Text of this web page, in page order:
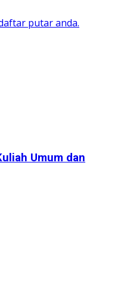
putar anda.
Umum dan